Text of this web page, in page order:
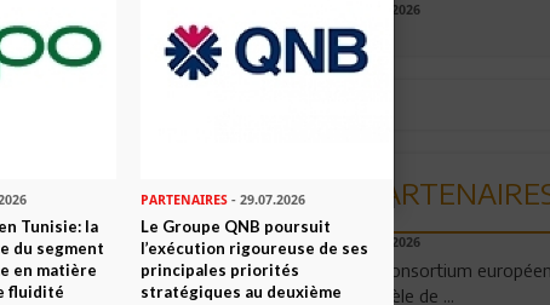
09.07.2026
06.08.2026
Un consortium
modèle de ...
Tunisie: la
du segment
en matière
fluidité
PARTENAIRES- 29.07.2026
Le Groupe QNB poursuit
l’exécution rigoureuse de ses
principales priorités
stratégiques au deuxième